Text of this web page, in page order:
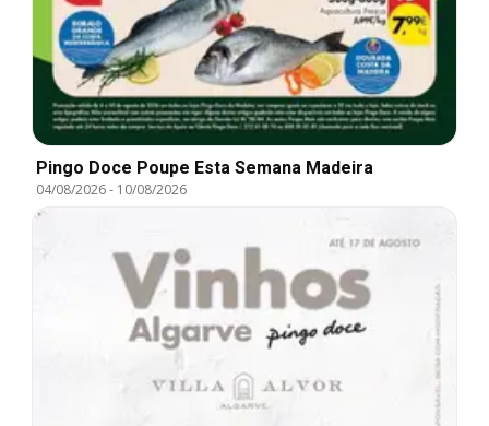
Pingo Doce Poupe Esta Semana Madeira
04/08/2026- 10/08/2026